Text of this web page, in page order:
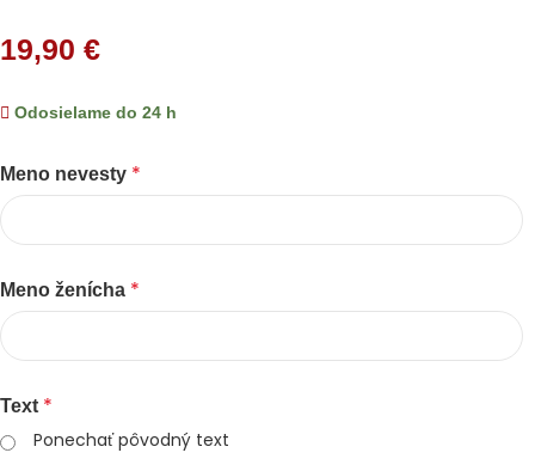
19,90 €
Odosielame do 24 h
Meno nevesty *
Meno ženícha *
Text *
Ponechať pôvodný text